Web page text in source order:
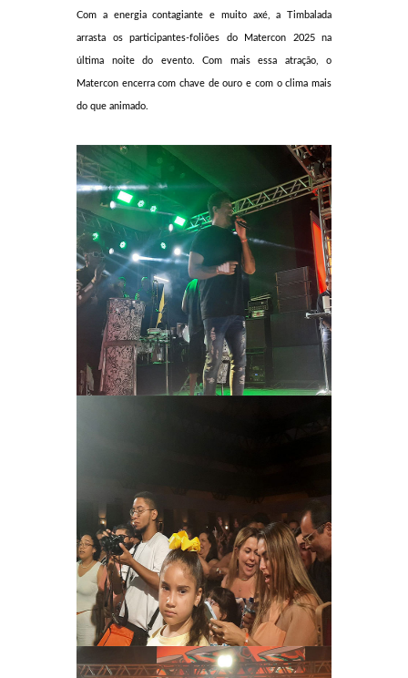
Com a energia contagiante e muito axé, a Timbalada
arrasta os participantes-foliões do Matercon 2025 na
última noite do evento. Com mais essa atração, o
Matercon encerra com chave de ouro e com o clima mais
do que animado.